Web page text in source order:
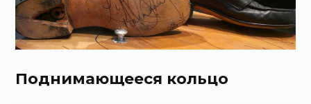
Поднимающееся кольцо